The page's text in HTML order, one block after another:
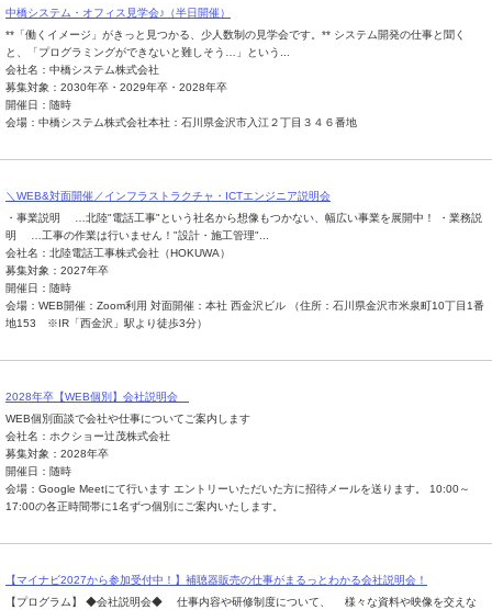
中橋システム・オフィス見学会♪（半日開催）
**「働くイメージ」がきっと見つかる、少人数制の見学会です。** システム開発の仕事と聞く
と、「プログラミングができないと難しそう…」という...
会社名：中橋システム株式会社
募集対象：2030年卒・2029年卒・2028年卒
開催日：随時
会場：中橋システム株式会社本社：石川県金沢市入江２丁目３４６番地
＼WEB&対面開催／インフラストラクチャ・ICTエンジニア説明会
・事業説明 …北陸"電話工事"という社名から想像もつかない、幅広い事業を展開中！ ・業務説
明 …工事の作業は行いません！"設計・施工管理"...
会社名：北陸電話工事株式会社（HOKUWA）
募集対象：2027年卒
開催日：随時
会場：WEB開催：Zoom利用 対面開催：本社 西金沢ビル （住所：石川県金沢市米泉町10丁目1番
地153 ※IR「西金沢」駅より徒歩3分）
2028年卒【WEB個別】会社説明会
WEB個別面談で会社や仕事についてご案内します
会社名：ホクショー辻茂株式会社
募集対象：2028年卒
開催日：随時
会場：Google Meetにて行います エントリーいただいた方に招待メールを送ります。 10:00～
17:00の各正時間帯に1名ずつ個別にご案内いたします。
【マイナビ2027から参加受付中！】補聴器販売の仕事がまるっとわかる会社説明会！
【プログラム】 ◆会社説明会◆ 仕事内容や研修制度について、 様々な資料や映像を交えな